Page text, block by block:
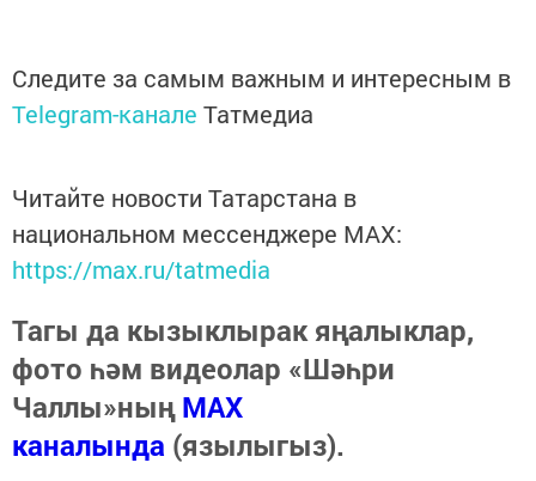
Следите за самым важным и интересным в
Telegram-канале Татмедиа
Читайте новости Татарстана в
национальном мессенджере MАХ:
https://max.ru/tatmedia
Тагы да кызыклырак яңалыклар,
фото һәм видеолар «Шәһри
Чаллы»ныңMAX
каналында (язылыгыз).